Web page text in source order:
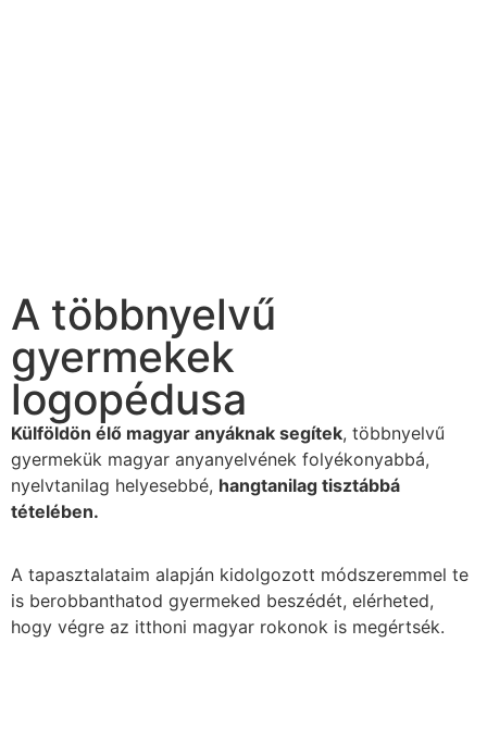
A többnyelvű
gyermekek
logopédusa
Külföldön élő magyar anyáknak segítek, többnyelvű
gyermekük magyar anyanyelvének folyékonyabbá,
nyelvtanilag helyesebbé, hangtanilag tisztábbá
tételében.
A tapasztalataim alapján kidolgozott módszeremmel te
is berobbanthatod gyermeked beszédét, elérheted,
hogy végre az itthoni magyar rokonok is megértsék.